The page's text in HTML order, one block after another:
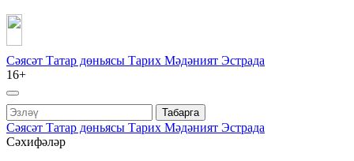
Сәясәт Татар дөньясы Тарих Мәдәният Эстрада
16+
Табарга
Сәясәт Татар дөньясы Тарих Мәдәният Эстрада
Сәхифәләр